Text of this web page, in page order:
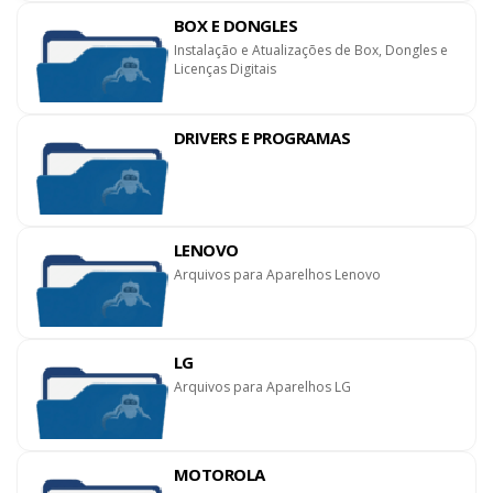
BOX E DONGLES
Instalação e Atualizações de Box, Dongles e
Licenças Digitais
DRIVERS E PROGRAMAS
LENOVO
Arquivos para Aparelhos Lenovo
LG
Arquivos para Aparelhos LG
MOTOROLA